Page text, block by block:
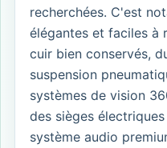
recherchées. C'est
élégantes et faciles à
cuir bien conservés,
suspension
systèmes de vision
des sièges
système audio